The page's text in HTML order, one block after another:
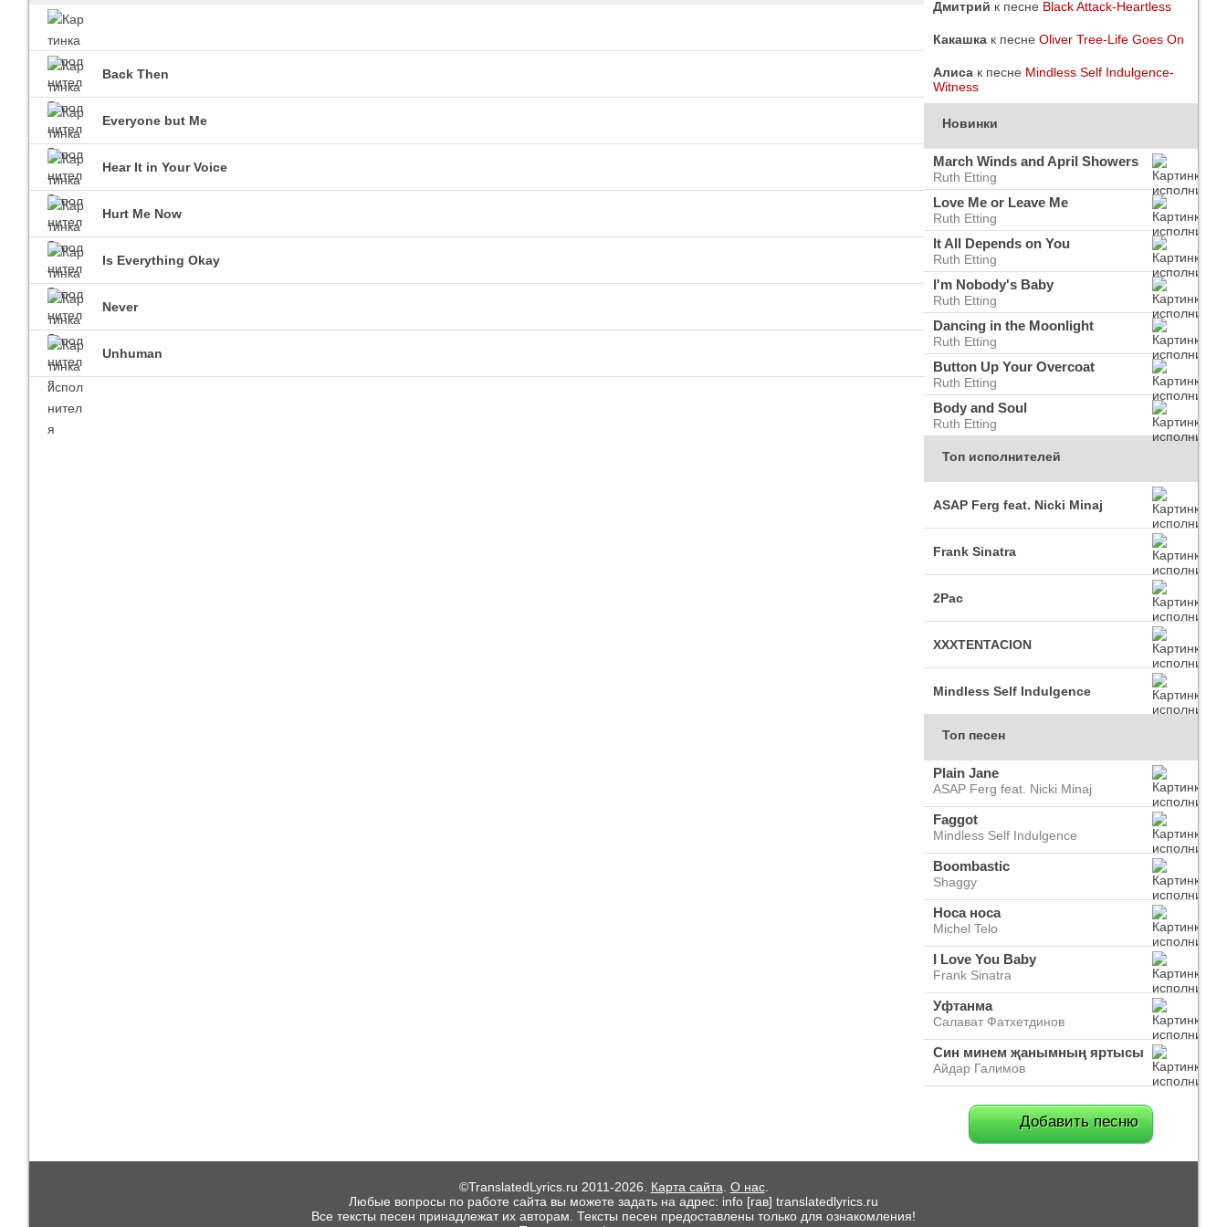
Imagine Dragons
Все песни Все песни Все песни
Blind Guardian
Back Then
Everyone but Me
Hear It in Your Voice
Hurt Me Now
Is Everything Okay
Never
Unhuman
Дмитрий к песне Black Attack-Heartless
Какашка к песне Oliver Tree-Life Goes On
Алиса к песне Mindless Self Indulgence-
Witness
Новинки
March Winds and April Showers
Ruth Etting
Love Me or Leave Me
Ruth Etting
It All Depends on You
Ruth Etting
I'm Nobody's Baby
Ruth Etting
Dancing in the Moonlight
Ruth Etting
Button Up Your Overcoat
Ruth Etting
Body and Soul
Ruth Etting
Топ исполнителей
ASAP Ferg feat. Nicki Minaj
Frank Sinatra
2Pac
XXXTENTACION
Mindless Self Indulgence
Топ песен
Plain Jane
ASAP Ferg feat. Nicki Minaj
Faggot
Mindless Self Indulgence
Boombastic
Shaggy
Носа носа
Michel Telo
I Love You Baby
Frank Sinatra
Уфтанма
Салават Фатхетдинов
Син минем җанымның яртысы
Айдар Галимов
Добавить песню
©TranslatedLyrics.ru 2011-2026. Карта сайта О нас.
Любые вопросы по работе сайта вы можете задать на адрес: info [гав] translatedlyrics.ru
Все тексты песен принадлежат их авторам. Тексты песен предоставлены только для ознакомления!